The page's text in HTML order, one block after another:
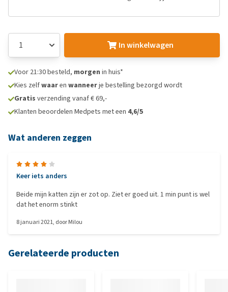
In winkelwagen
Voor 21:30 besteld, morgen in huis*
Kies zelfwaaren wanneerje bestelling bezorgd wordt
Gratis verzending vanaf € 69,-
Klanten beoordelen Medpets met een 4,6/5
Wat anderen zeggen
Keer iets anders
Beide mijn katten zijn er zot op. Ziet er goed uit. 1 min punt is wel
dat het enorm stinkt
8 januari 2021, doorMilou
Gerelateerde producten